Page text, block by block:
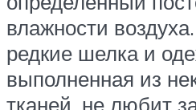
влажности
редкие шелка и
выполненная из
тканей, не любит